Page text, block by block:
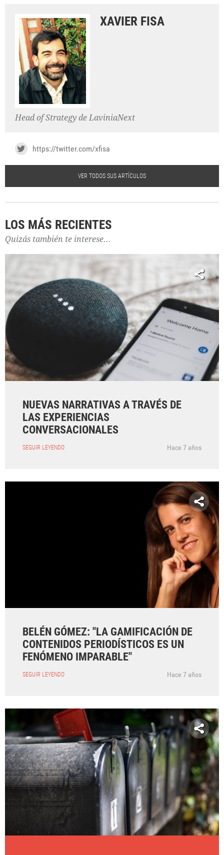
XAVIER FISA
Head of Strategy de LaviniaNext
https://twitter.com/xfisa
VER TODOS SUS ARTÍCULOS
LOS MÁS RECIENTES
Quizás también te interese...
NUEVAS NARRATIVAS A TRAVÉS DE
LAS EXPERIENCIAS
CONVERSACIONALES
SEGUIR LEYENDO Hace 7 años
BELÉN GÓMEZ: "LA GAMIFICACIÓN DE
CONTENIDOS PERIODÍSTICOS ES UN
FENÓMENO IMPARABLE"
SEGUIR LEYENDO Hace 7 años